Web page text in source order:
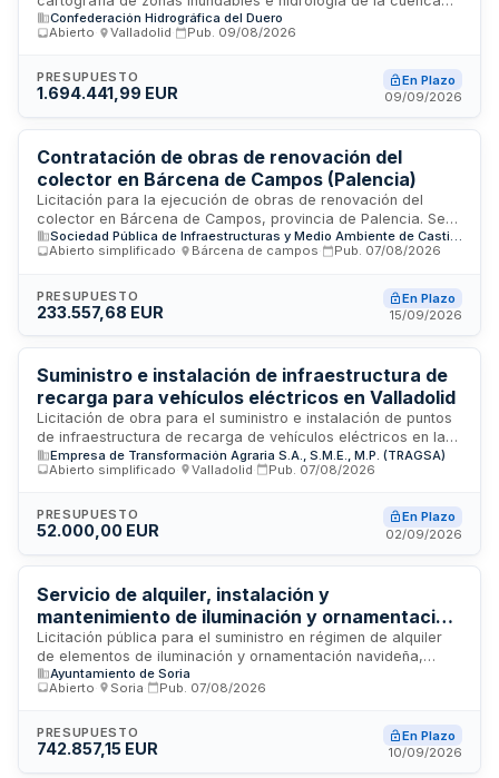
del Duero. La Confederación Hidrográfica del Duero licita
este servicio para mejorar el conocimiento y mapeo de las
de la cuenca. El contrato requiere acreditación de solvencia
técnica mediante servicios similares realizados en los
de 825.000 euros, y la adscripción de medios materiales y
personales cualificados para su ejecución.
Confederación Hidrográfica del Duero
Abierto
Valladolid Pub. 09/08/2026
PRESUPUESTO
1.694.441,99 EUR
En Plazo
09/09/2026
Contratación de obras de renovación del
colector en Bárcena de Campos (Palencia)
Licitación para la ejecución de obras de renovación del
colector en Bárcena de Campos, provincia de Palencia. Se
trata de un contrato de obras mediante procedimiento
abierto simplificado, no sujeto a regulación armonizada. El
proyecto técnico, planos y cuadros de precios, con un
régimen jurídico de naturaleza privada según la legislación
los criterios y procedimiento establecidos en el pliego de
cláusulas administrativas.
Sociedad Pública de Infraestructuras y Medio Ambiente de Castilla y León S.A.
Abierto simplificado
Bárcena de campos Pub. 07/08/2026
PRESUPUESTO
233.557,68 EUR
En Plazo
15/09/2026
Suministro e instalación de infraestructura de
recarga para vehículos eléctricos en Valladolid
Licitación de obra para el suministro e instalación de puntos
de infraestructura de recarga de vehículos eléctricos en las
instalaciones ubicadas en calle Cobalto de Valladolid. El
contrato incluye la operación y gestión de la instalación
correctivo y garantía de disponibilidad de recambios. Los
cargadores se ubicarán en aparcamiento privado interior
menos quince años al programa de monitorización.
Empresa de Transformación Agraria S.A., S.M.E., M.P. (TRAGSA)
Abierto simplificado
Valladolid Pub. 07/08/2026
PRESUPUESTO
52.000,00 EUR
En Plazo
02/09/2026
Servicio de alquiler, instalación y
mantenimiento de iluminación y ornamentación
navideña - Ayuntamiento de Soria
Licitación pública para el suministro en régimen de alquiler
de elementos de iluminación y ornamentación navideña,
incluyendo servicios de instalación, montaje, puesta en
funcionamiento, mantenimiento y desmontaje en la ciudad de
consecutivas correspondientes a los años 2026/27, 2027/28
y 2028/29. El organismo contratante es el Ayuntamiento de
Ayuntamiento de Soria
Abierto
Soria Pub. 07/08/2026
PRESUPUESTO
742.857,15 EUR
En Plazo
10/09/2026